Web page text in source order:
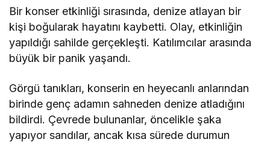
Bir konser etkinliği sırasında, denize atlayan bir
kişi boğularak hayatını kaybetti. Olay, etkinliğin
yapıldığı sahilde gerçekleşti. Katılımcılar arasında
büyük bir panik yaşandı.
Görgü tanıkları, konserin en heyecanlı anlarından
birinde genç adamın sahneden denize atladığını
bildirdi. Çevrede bulunanlar, öncelikle şaka
yapıyor sandılar, ancak kısa sürede durumun